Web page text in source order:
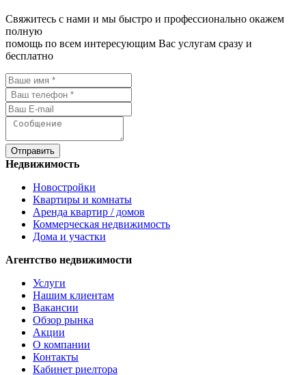
Свяжитесь с нами и мы быстро и профессионально окажем
полную
помощь по всем интересующим Вас услугам сразу и
бесплатно
Отправить
Недвижимость
Новостройки
Квартиры и комнаты
Аренда квартир / домов
Коммерческая недвижимость
Дома и участки
Агентство недвижимости
Услуги
Нашим клиентам
Вакансии
Обзор рынка
Акции
О компании
Контакты
Кабинет риелтора